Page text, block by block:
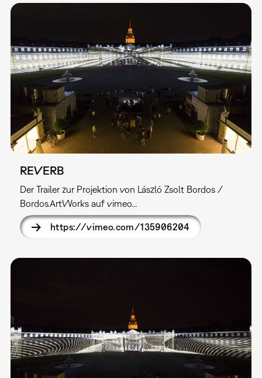
REVERB
Der Trailer zur Projektion von László Zsolt Bordos /
Bordos.ArtWorks auf vimeo...
https://vimeo.com/135906204